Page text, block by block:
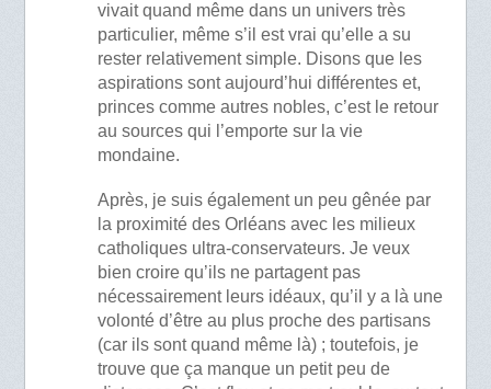
vivait quand même dans un univers très
particulier, même s’il est vrai qu’elle a su
rester relativement simple. Disons que les
aspirations sont aujourd’hui différentes et,
princes comme autres nobles, c’est le retour
au sources qui l’emporte sur la vie
mondaine.
Après, je suis également un peu gênée par
la proximité des Orléans avec les milieux
catholiques ultra-conservateurs. Je veux
bien croire qu’ils ne partagent pas
nécessairement leurs idéaux, qu’il y a là une
volonté d’être au plus proche des partisans
(car ils sont quand même là) ; toutefois, je
trouve que ça manque un petit peu de